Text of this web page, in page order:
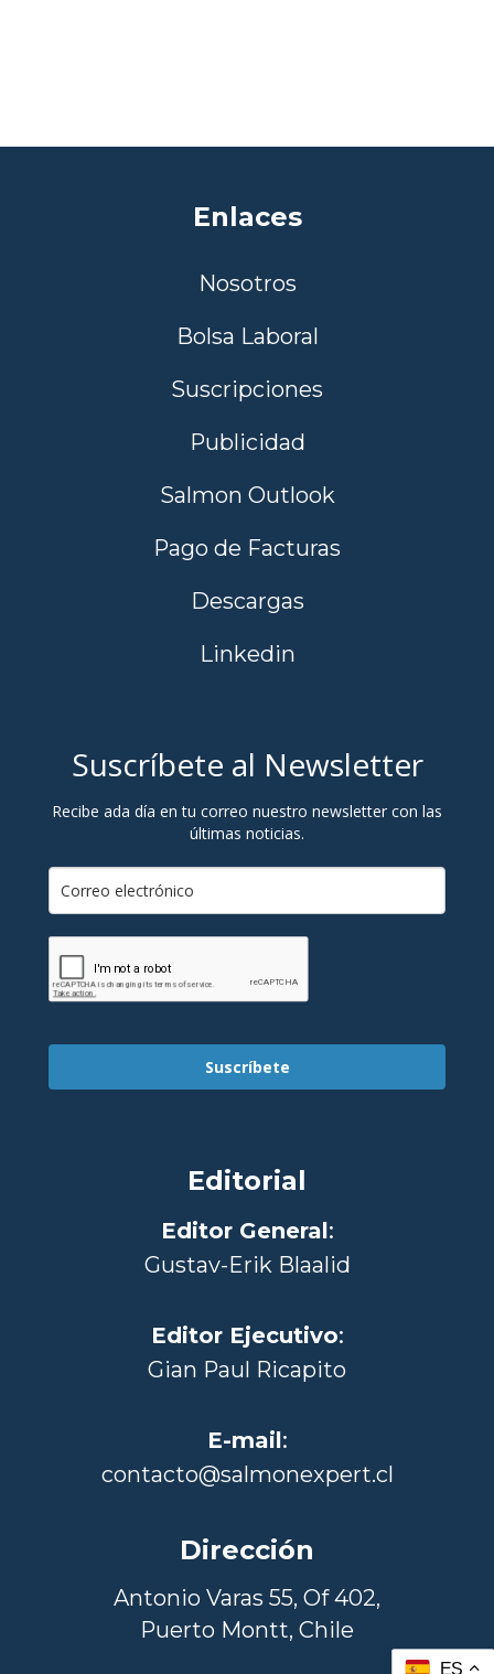
Enlaces
Nosotros
Bolsa Laboral
Suscripciones
Publicidad
Salmon Outlook
Pago de Facturas
Descargas
Linkedin
Suscríbete al Newsletter
Recibe ada día en tu correo nuestro newsletter con las
últimas noticias.
Suscríbete
Editorial
Editor General:
Gustav-Erik Blaalid
Editor Ejecutivo:
Gian Paul Ricapito
E-mail:
contacto@salmonexpert.cl
Dirección
Antonio Varas 55, Of 402,
Puerto Montt, Chile
ES